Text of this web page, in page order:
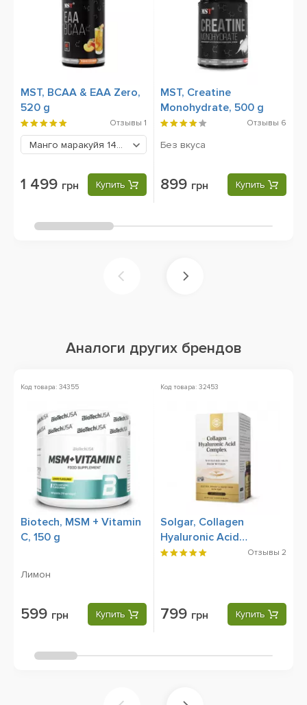
MST, BCAA & EAA Zero,
520 g
Отзывы 1
Манго маракуйя 1499 грн
1 499 грн Купить
MST, Creatine
Monohydrate, 500 g
Отзывы 6
Без вкуса
899 грн Купить
Аналоги других брендов
Код товара: 34355
Biotech, MSM + Vitamin
C, 150 g
Лимон
599 грн Купить
Код товара: 32453
Solgar, Collagen
Hyaluronic Acid
Complex, 30 TabletsОтзывы 2
799 грн Купить